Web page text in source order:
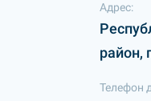
Адрес:
район,
Телефон